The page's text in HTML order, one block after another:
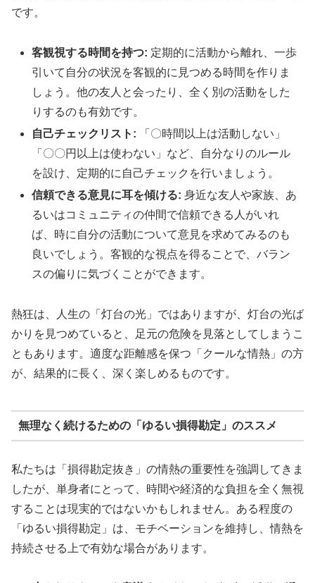
です。
客観視する時間を持つ: 定期的に活動から離れ、一歩
引いて自分の状況を客観的に見つめる時間を作りま
しょう。他の友人と会ったり、全く別の活動をした
りするのも有効です。
自己チェックリスト: 「〇時間以上は活動しない」
「〇〇円以上は使わない」など、自分なりのルール
を設け、定期的に自己チェックを行いましょう。
信頼できる意見に耳を傾ける: 身近な友人や家族、あ
るいはコミュニティの仲間で信頼できる人がいれ
ば、時に自分の活動について意見を求めてみるのも
良いでしょう。客観的な視点を得ることで、バラン
スの偏りに気づくことができます。
熱狂は、人生の「灯台の光」ではありますが、灯台の光ば
かりを見つめていると、足元の危険を見落としてしまうこ
ともあります。適度な距離感を保つ「クールな情熱」の方
が、結果的に長く、深く楽しめるものです。
無理なく続けるための「ゆるい損得勘定」のススメ
私たちは「損得勘定抜き」の情熱の重要性を強調してきま
したが、単身者にとって、時間や経済的な負担を全く無視
することは現実的ではないかもしれません。ある程度の
「ゆるい損得勘定」は、モチベーションを維持し、情熱を
持続させる上で有効な場合があります。